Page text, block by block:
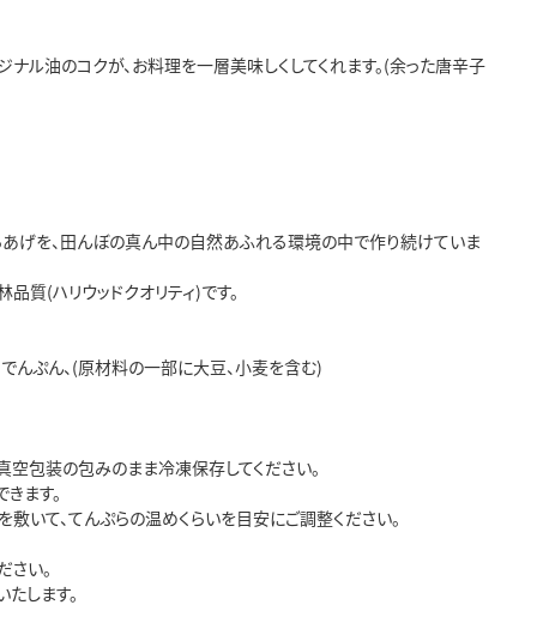
ル油のコクが、お料理を一層美味しくしてくれます。(余った唐辛子
げを、田んぼの真ん中の自然あふれる環境の中で作り続けていま
質(ハリウッドクオリティ)です。
でんぷん、(原材料の一部に大豆、小麦を含む)
包装の包みのまま冷凍保存してください。
ます。
いて、てんぷらの温めくらいを目安にご調整ください。
い。
します。